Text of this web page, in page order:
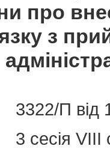
про
з
3322/П від
3 сесія VIII